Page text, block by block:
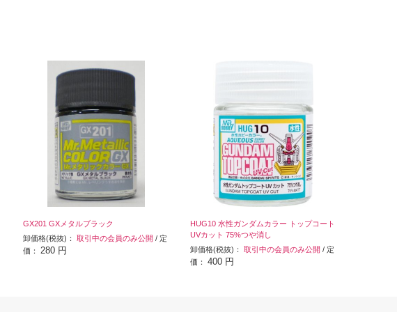
GX201 GXメタルブラック
卸価格(税抜)： 取引中の会員のみ公開 / 定
価： 280 円
HUG10 水性ガンダムカラー トップコート
UVカット 75%つや消し
卸価格(税抜)： 取引中の会員のみ公開 / 定
価： 400 円